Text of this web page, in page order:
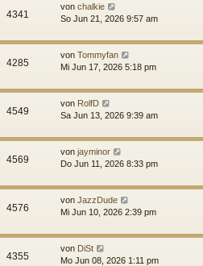
4341
von chalkie
So Jun 21, 2026 9:57 am
4285
von Tommyfan
Mi Jun 17, 2026 5:18 pm
4549
von RolfD
Sa Jun 13, 2026 9:39 am
4569
von jayminor
Do Jun 11, 2026 8:33 pm
4576
von JazzDude
Mi Jun 10, 2026 2:39 pm
4355
von DiSt
Mo Jun 08, 2026 1:11 pm